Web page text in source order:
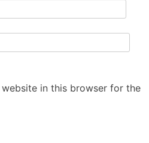
website in this browser for the